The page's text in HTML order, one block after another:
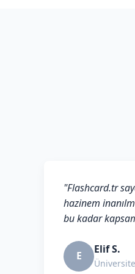
"Flashcard.tr
hazinem
bu kadar
E Elif S.